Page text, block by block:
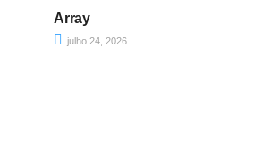
Array
julho 24, 2026